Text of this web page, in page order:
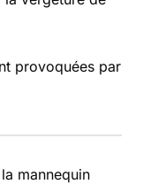
provoquées par
mannequin